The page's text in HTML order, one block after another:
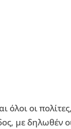
όλοι οι
με δηλωθέν